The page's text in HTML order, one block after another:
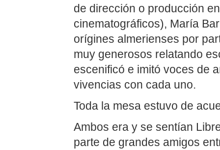
de dirección o producción
cinematográficos), María
orígines almerienses por
muy generosos relatando
escenificó e imitó voces de
vivencias con cada uno.
Toda la mesa estuvo de
Ambos era y se sentían
parte de grandes amigos